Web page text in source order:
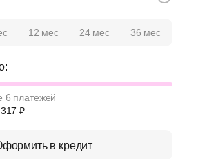
12 мес 24 мес 36 мес
6 платежей
₽
в кредит